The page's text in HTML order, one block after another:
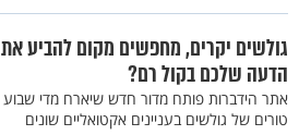
גולשים יקרים, מחפשים מקום להביע את
הדעה שלכם בקול רם?
אתר הידברות פותח מדור חדש שיארח מדי שבוע
טורים של גולשים בעניינים אקטואליים שונים